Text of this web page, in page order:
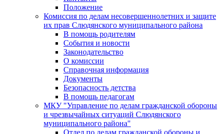
Положение
Комиссия по делам несовершеннолетних и защите
их прав Слюдянского муниципального района
В помощь родителям
События и новости
Законодательство
О комиссии
Справочная информация
Документы
Безопасность детства
В помощь педагогам
МКУ "Управление по делам гражданской обороны
и чрезвычайных ситуаций Слюдянского
муниципального района"
Отдел по делам гражданской обороны и